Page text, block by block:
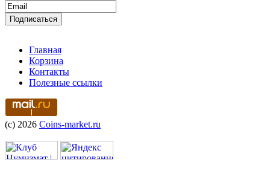
Главная
Корзина
Контакты
Полезные ссылки
(c) 2026 Coins-market.ru